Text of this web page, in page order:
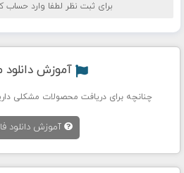
برای ثبت نظر لطفا وارد حساب
آموزش
چنانچه برای دریافت محصولات مشکلی
آموزش دانلود